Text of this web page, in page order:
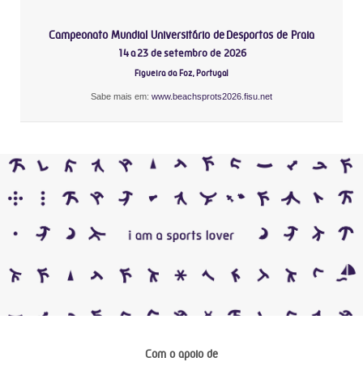
Campeonato Mundial Universitário de Desportos de Praia
14 a 23 de setembro de 2026
Figueira da Foz, Portugal
Sabe mais em: www.beachsprots2026.fisu.net
Com o apoio de